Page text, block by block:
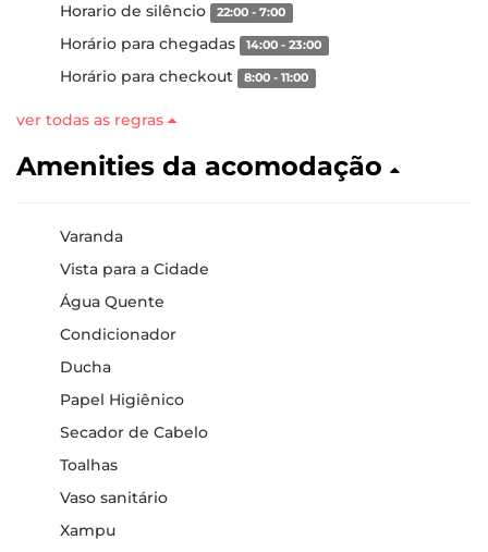
Horario de silêncio 22:00 - 7:00
Horário para chegadas 14:00 - 23:00
Horário para checkout 8:00 - 11:00
ver todas as regras
Amenities da acomodação
Varanda
Vista para a Cidade
Água Quente
Condicionador
Ducha
Papel Higiênico
Secador de Cabelo
Toalhas
Vaso sanitário
Xampu